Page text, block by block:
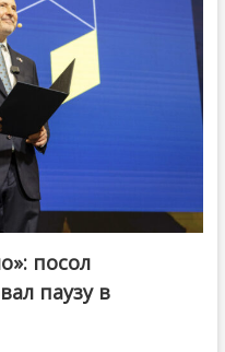
посол
паузу в